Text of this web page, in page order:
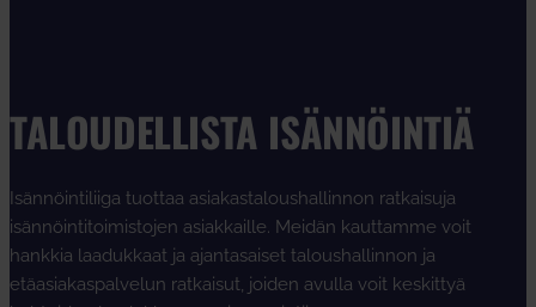
TALOUDELLISTA ISÄNNÖINTIÄ
Isännöintiliiga tuottaa asiakastaloushallinnon ratkaisuja
isännöintitoimistojen asiakkaille. Meidän kauttamme voit
hankkia laadukkaat ja ajantasaiset taloushallinnon ja
etäasiakaspalvelun ratkaisut, joiden avulla voit keskittyä